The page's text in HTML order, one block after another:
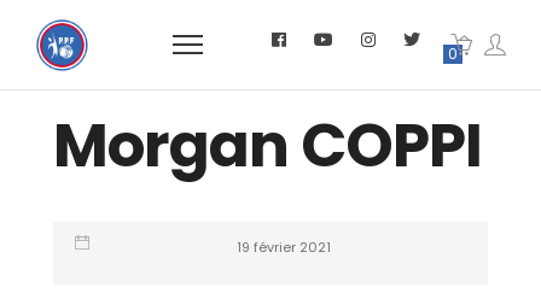
0
Morgan COPPI
19 février 2021